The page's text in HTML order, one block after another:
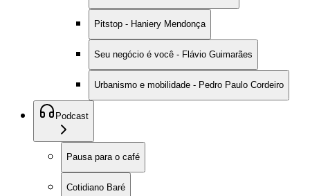
Pitstop - Haniery Mendonça
Seu negócio é você - Flávio Guimarães
Urbanismo e mobilidade - Pedro Paulo Cordeiro
Podcast
Pausa para o café
Cotidiano Baré